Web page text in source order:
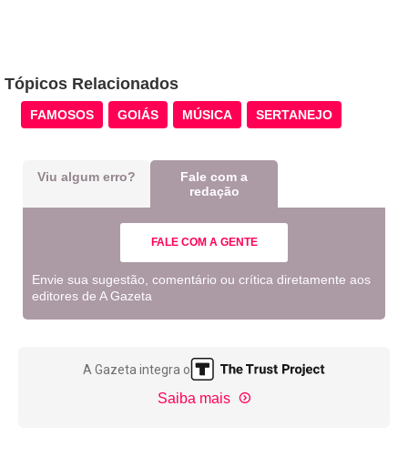
Tópicos Relacionados
FAMOSOS GOIÁS MÚSICA SERTANEJO
Viu algum erro?
Fale com a
redação
FALE COM A GENTE
Envie sua sugestão, comentário ou crítica diretamente aos
editores de A Gazeta
A Gazeta integra o
Saiba mais